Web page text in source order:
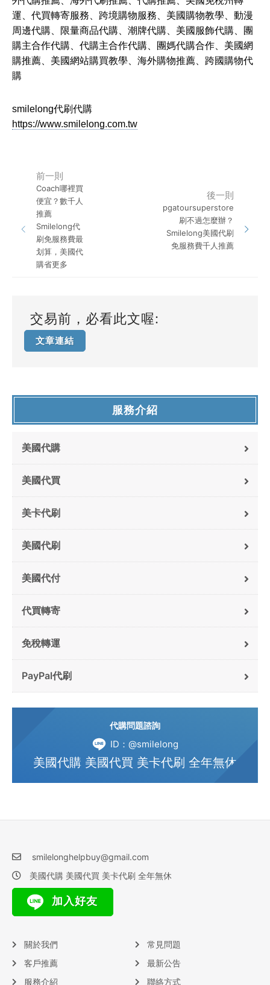
運、代買轉寄服務、跨境購物服務、美國購物教學、動漫
周邊代購、限量商品代購、潮牌代購、美國服飾代購、團
購主合作代購、代購主合作代購、團媽代購合作、美國網
購推薦、美國網站購買教學、海外購物推薦、跨國購物代
購
smilelong代刷代購
https://www.smilelong.com.tw
前一則
Coach哪裡買
便宜？數千人
推薦
Smilelong代
刷免服務費最
划算，美國代
購省更多
後一則
pgatoursuperstore
刷不過怎麼辦？
Smilelong美國代刷
免服務費千人推薦
交易前，必看此文喔:
文章連結
服務介紹
美國代購
美國代買
美卡代刷
美國代刷
美國代付
代買轉寄
免稅轉運
PayPal代刷
代購問題諮詢
ID：@smilelong
美國代購 美國代買 美卡代刷 全年無休
smilelonghelpbuy@gmail.com
美國代購 美國代買 美卡代刷 全年無休
加入好友
關於我們
客戶推薦
服務介紹
常見問題
最新公告
聯絡方式